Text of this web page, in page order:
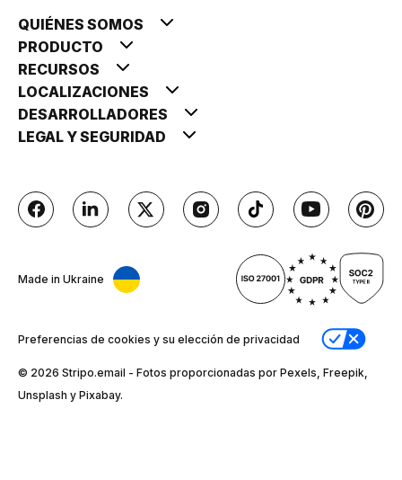
QUIÉNES SOMOS
PRODUCTO
RECURSOS
LOCALIZACIONES
DESARROLLADORES
LEGAL Y SEGURIDAD
Made in Ukraine
Preferencias de cookies y su elección de privacidad
© 2026 Stripо.email - Fotos proporcionadas por Pexels, Freepik,
Unsplash y Pixabay.